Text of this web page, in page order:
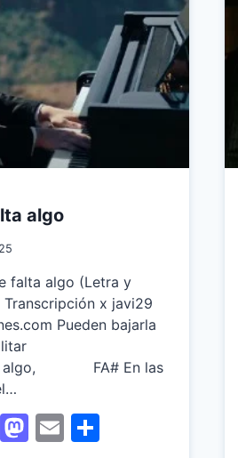
algo
falta algo (Letra y
Transcripción x javi29
Pueden bajarla
facilitar
algo, FA# En las
WhatsApp
Mastodon
Email